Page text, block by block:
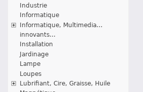
Industrie
Informatique
Informatique, Multimedia...
innovants...
Installation
Jardinage
Lampe
Loupes
Lubrifiant, Cire, Graisse, Huile